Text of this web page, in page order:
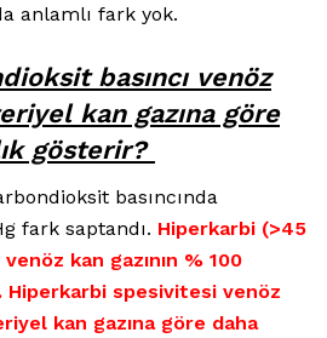
anlamlı fark yok.
basıncı venöz
kan gazına göre
gösterir?
basıncında
fark saptandı. Hiperkarbi (>45
kan gazının % 100
spesivitesi venöz
kan gazına göre daha